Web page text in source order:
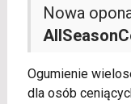
Nowa
Ogumienie
dla osób